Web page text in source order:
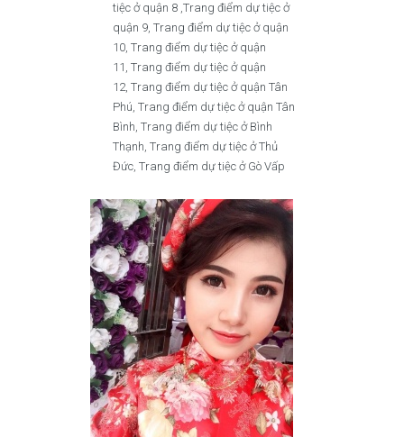
tiệc ở quận 8 ,Trang điểm dự tiệc ở
quận 9, Trang điểm dự tiệc ở quận
10, Trang điểm dự tiệc ở quận
11, Trang điểm dự tiệc ở quận
12, Trang điểm dự tiệc ở quận Tân
Phú, Trang điểm dự tiệc ở quận Tân
Bình, Trang điểm dự tiệc ở Bình
Thạnh, Trang điểm dự tiệc ở Thủ
Đức, Trang điểm dự tiệc ở Gò Vấp